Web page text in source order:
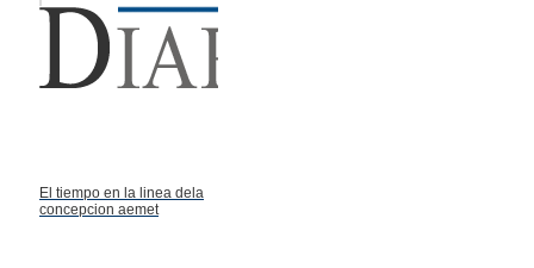
El tiempo en la linea dela
concepcion aemet